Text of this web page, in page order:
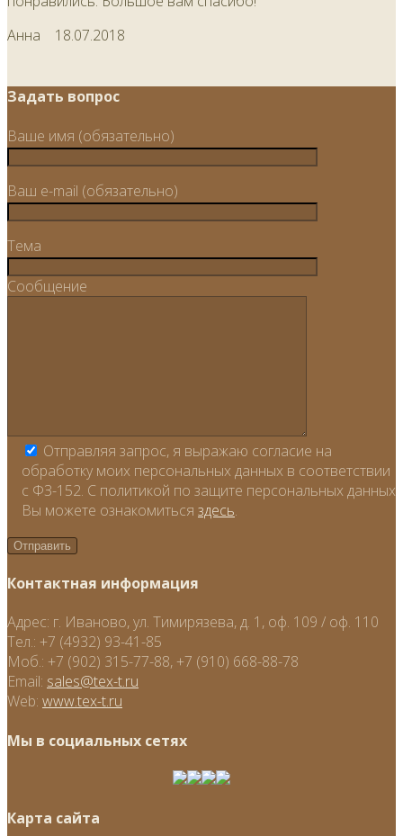
Анна 18.07.2018
Задать вопрос
Ваше имя (обязательно)
Ваш e-mail (обязательно)
Тема
Сообщение
Отправляя запрос, я выражаю согласие на
обработку моих персональных данных в соответствии
с ФЗ-152. С политикой по защите персональных данных
Вы можете ознакомиться здесь.
Контактная информация
Адрес: г. Иваново, ул. Тимирязева, д. 1, оф. 109 / оф. 110
Тел.: +7 (4932) 93-41-85
Моб.: +7 (902) 315-77-88, +7 (910) 668-88-78
Email: sales@tex-t.ru
Web: www.tex-t.ru
Мы в социальных сетях
Карта сайта